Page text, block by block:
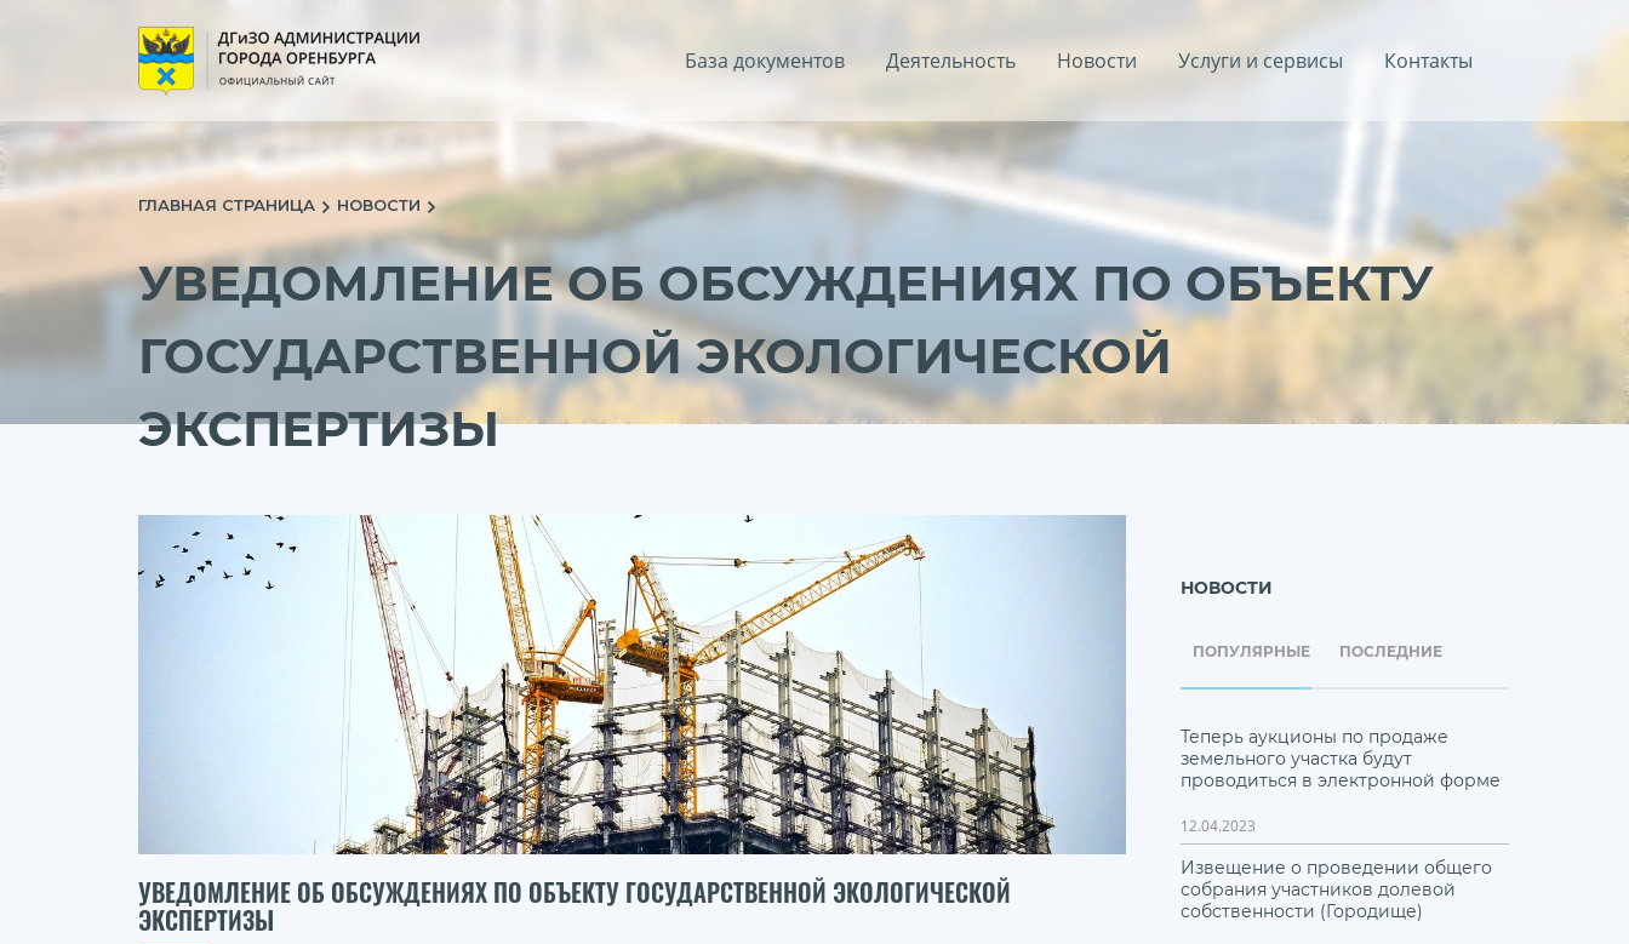
База документов Деятельность Новости Услуги и сервисы Контакты
ГЛАВНАЯ СТРАНИЦА НОВОСТИ
УВЕДОМЛЕНИЕ ОБ ОБСУЖДЕНИЯХ ПО ОБЪЕКТУ
ГОСУДАРСТВЕННОЙ ЭКОЛОГИЧЕСКОЙ
ЭКСПЕРТИЗЫ
УВЕДОМЛЕНИЕ ОБ ОБСУЖДЕНИЯХ ПО ОБЪЕКТУ ГОСУДАРСТВЕННОЙ ЭКОЛОГИЧЕСКОЙ
ЭКСПЕРТИЗЫ
НОВОСТИ
ПОПУЛЯРНЫЕ ПОСЛЕДНИЕ
Теперь аукционы по продаже
земельного участка будут
проводиться в электронной форме
12.04.2023
Извещение о проведении общего
собрания участников долевой
собственности (Городище)